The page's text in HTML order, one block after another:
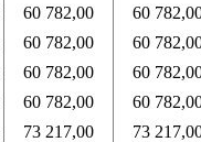
60 782,00
60
60 782,00
60
60 782,00
60
60 782,00
60
73 217,00
73